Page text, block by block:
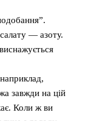
— азоту.
завжди на цій
Коли ж ви